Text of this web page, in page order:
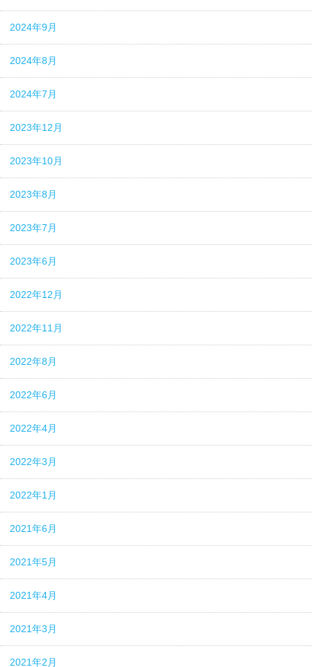
2024年9月
2024年8月
2024年7月
2023年12月
2023年10月
2023年8月
2023年7月
2023年6月
2022年12月
2022年11月
2022年8月
2022年6月
2022年4月
2022年3月
2022年1月
2021年6月
2021年5月
2021年4月
2021年3月
2021年2月